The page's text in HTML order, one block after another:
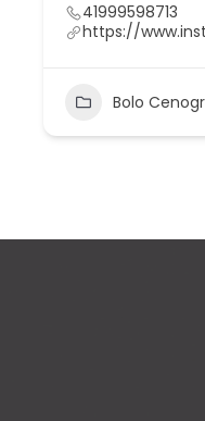
41999598713
https://
Bolo